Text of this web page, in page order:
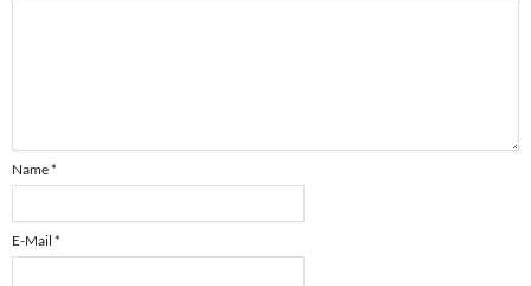
Name*
E-Mail *